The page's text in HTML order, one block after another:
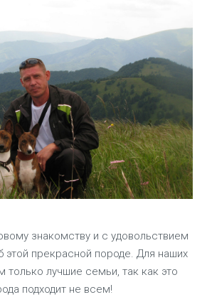
знакомству и с удовольствием
прекрасной породе. Для наших
лучшие семьи, так как это
подходит не всем!